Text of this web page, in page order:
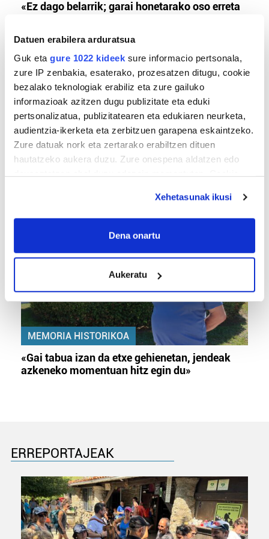
Datuen erabilera arduratsua
Guk eta gure 1022 kideek sure informacio pertsonala,
zure IP zenbakia, esaterako, prozesatzen ditugu, cookie
bezalako teknologiak erabiliz eta zure gailuko
informazioak azitzen dugu publizitate eta eduki
pertsonalizatua, publizitatearen eta edukiaren neurketa,
audientzia-ikerketa eta zerbitzuen garapena eskaintzeko.
Zure datuak nork eta zertarako erabiltzen dituen
hautatzeko aukera duzu. Zure onespena aldatzen edo
If you allow, we would also like to:
Collect information about your geographical
Identify your device by actively scanning it for
specific characteristics (fingerprinting)
Find out more about how your personal data is processed
and set your preferences in thedetails section.
Guk eta gure bazkideek zure datu pertsonalak
prozesatzen ditugu, zure IP zenbakia, besteak beste,
teknologia erabiliz, cookieak adibidez, iragarki eta eduki
interes komertzial legitimoetan babesten dira. Ikusi gure
bazkideen zerrenda, beren ustez zein helburutarako
duten interes legitimoa eta horren aurka nola egin
dezakezun ikusteko.
Xehetasunak ikusi
Dena onartu
Aukeratu
«Ez dago belarrik; garai honetarako oso erreta
TXIRRINDULARITZA
MEMORIA HISTORIKOA
«Gai tabua izan da etxe gehienetan, jendeak
azkeneko momentuan hitz egin du»
ERREPORTAJEAK